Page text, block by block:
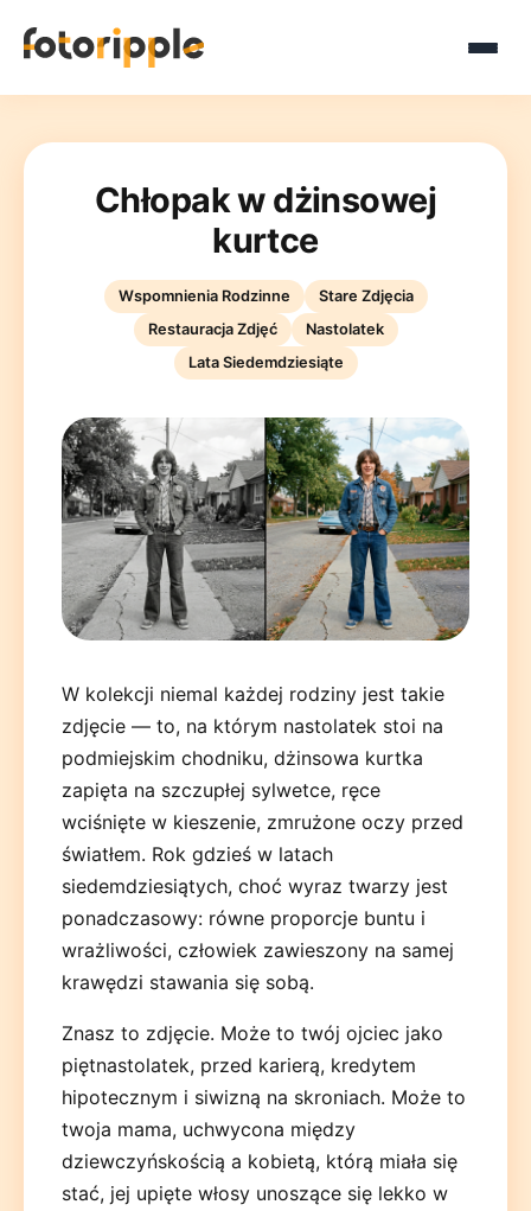
DeutschEnglishEspañolFrançaisItaliano
NederlandsPolskiPortuguês한국어日本語
Chłopak w dżinsowej
kurtce
Wspomnienia Rodzinne
Stare Zdjęcia
Restauracja Zdjęć
Nastolatek
Lata Siedemdziesiąte
W kolekcji niemal każdej rodziny jest takie
zdjęcie — to, na którym nastolatek stoi na
podmiejskim chodniku, dżinsowa kurtka
zapięta na szczupłej sylwetce, ręce
wciśnięte w kieszenie, zmrużone oczy przed
światłem. Rok gdzieś w latach
siedemdziesiątych, choć wyraz twarzy jest
ponadczasowy: równe proporcje buntu i
wrażliwości, człowiek zawieszony na samej
krawędzi stawania się sobą.
Znasz to zdjęcie. Może to twój ojciec jako
piętnastolatek, przed karierą, kredytem
hipotecznym i siwizną na skroniach. Może to
twoja mama, uchwycona między
dziewczyńskością a kobietą, którą miała się
stać, jej upięte włosy unoszące się lekko w